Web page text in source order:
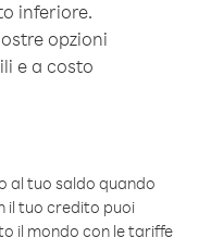
inferiore.
opzioni
e a costo
al tuo saldo quando
il tuo credito puoi
il mondo con le tariffe